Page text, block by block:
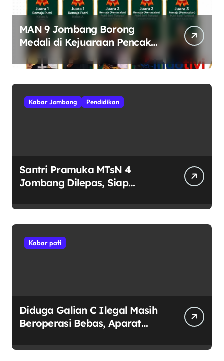
MAN 9 Jombang Borong
Medali di Kejuaraan Pencak
Silat Jatim Open 2026
Kabar Jombang Pendidikan
Santri Pramuka MTsN 4
Jombang Dilepas, Siap
Jambore Nasional Cibubur
Kabar pati
Diduga Galian C Ilegal Masih
Beroperasi Bebas, Aparat